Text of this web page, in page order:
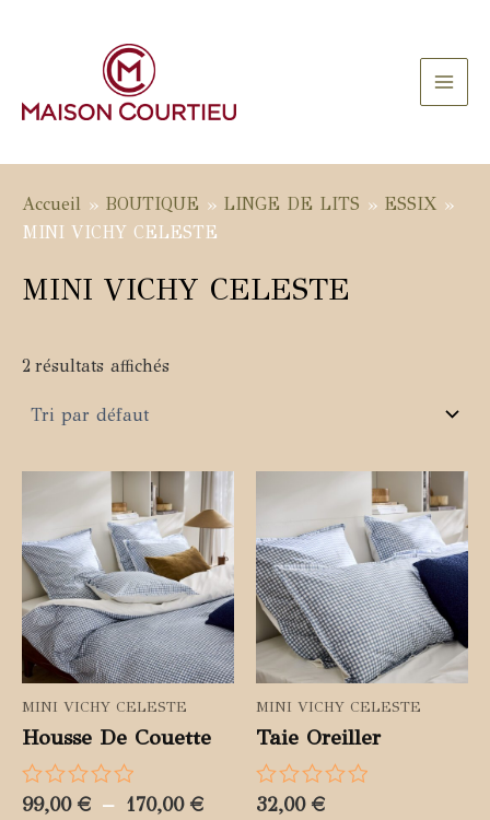
Main
Accueil » BOUTIQUE » LINGE DE LITS » ESSIX »
MINI VICHY CELESTE
MINI VICHY CELESTE
2 résultats affichés
MINI VICHY CELESTE
Housse De Couette
Note
99,00 € – 170,00 €Plage
MINI VICHY CELESTE
Taie Oreiller
Note
32,00 €